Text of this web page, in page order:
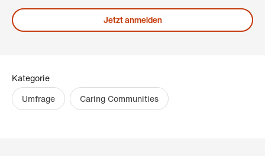
Jetzt anmelden
Kategorie
Umfrage
Caring Communities